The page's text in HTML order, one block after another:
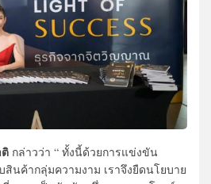
กล่าวว่า “ ทั้งนี้ด้วยการแข่งขัน
นค้ากลุ่มความงาม เราจึงยืดนโยบาย